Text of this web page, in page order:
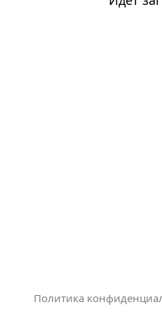
Политика